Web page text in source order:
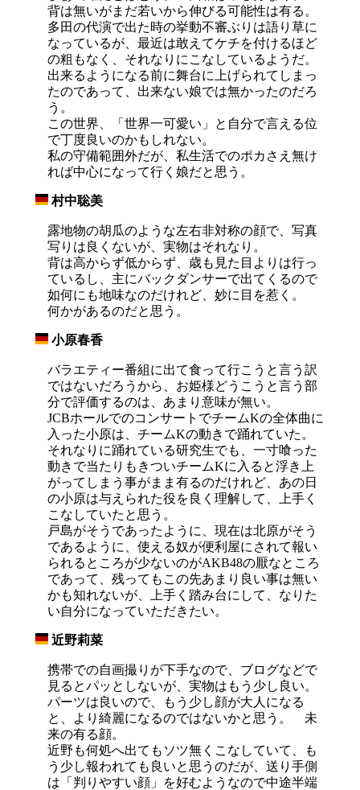
背は無いがまだ若いから伸びる可能性は有る。
多田の代演で出た時の挙動不審ぶりは語り草に
なっているが、最近は敢えてケチを付けるほど
の粗もなく、それなりにこなしているようだ。
出来るようになる前に舞台に上げられてしまっ
たのであって、出来ない娘では無かったのだろ
う。
この世界、「世界一可愛い」と自分で言える位
で丁度良いのかもしれない。
私の守備範囲外だが、私生活でのポカさえ無け
れば中心になって行く娘だと思う。
村中聡美
露地物の胡瓜のような左右非対称の顔で、写真
写りは良くないが、実物はそれなり。
背は高からず低からず、歳も見た目よりは行っ
ているし、主にバックダンサーで出てくるので
如何にも地味なのだけれど、妙に目を惹く。
何かがあるのだと思う。
小原春香
バラエティー番組に出て食って行こうと言う訳
ではないだろうから、お姫様どうこうと言う部
分で評価するのは、あまり意味が無い。
JCBホールでのコンサートでチームKの全体曲に
入った小原は、チームKの動きで踊れていた。
それなりに踊れている研究生でも、一寸喰った
動きで当たりもきついチームKに入ると浮き上
がってしまう事がまま有るのだけれど、あの日
の小原は与えられた役を良く理解して、上手く
こなしていたと思う。
戸島がそうであったように、現在は北原がそう
であるように、使える奴が便利屋にされて報い
られるところが少ないのがAKB48の厭なところ
であって、残ってもこの先あまり良い事は無い
かも知れないが、上手く踏み台にして、なりた
い自分になっていただきたい。
近野莉菜
携帯での自画撮りが下手なので、ブログなどで
見るとパッとしないが、実物はもう少し良い。
パーツは良いので、もう少し顔が大人になる
と、より綺麗になるのではないかと思う。 未
来の有る顔。
近野も何処へ出てもソツ無くこなしていて、も
う少し報われても良いと思うのだが、送り手側
は「判りやすい顔」を好むようなので中途半端